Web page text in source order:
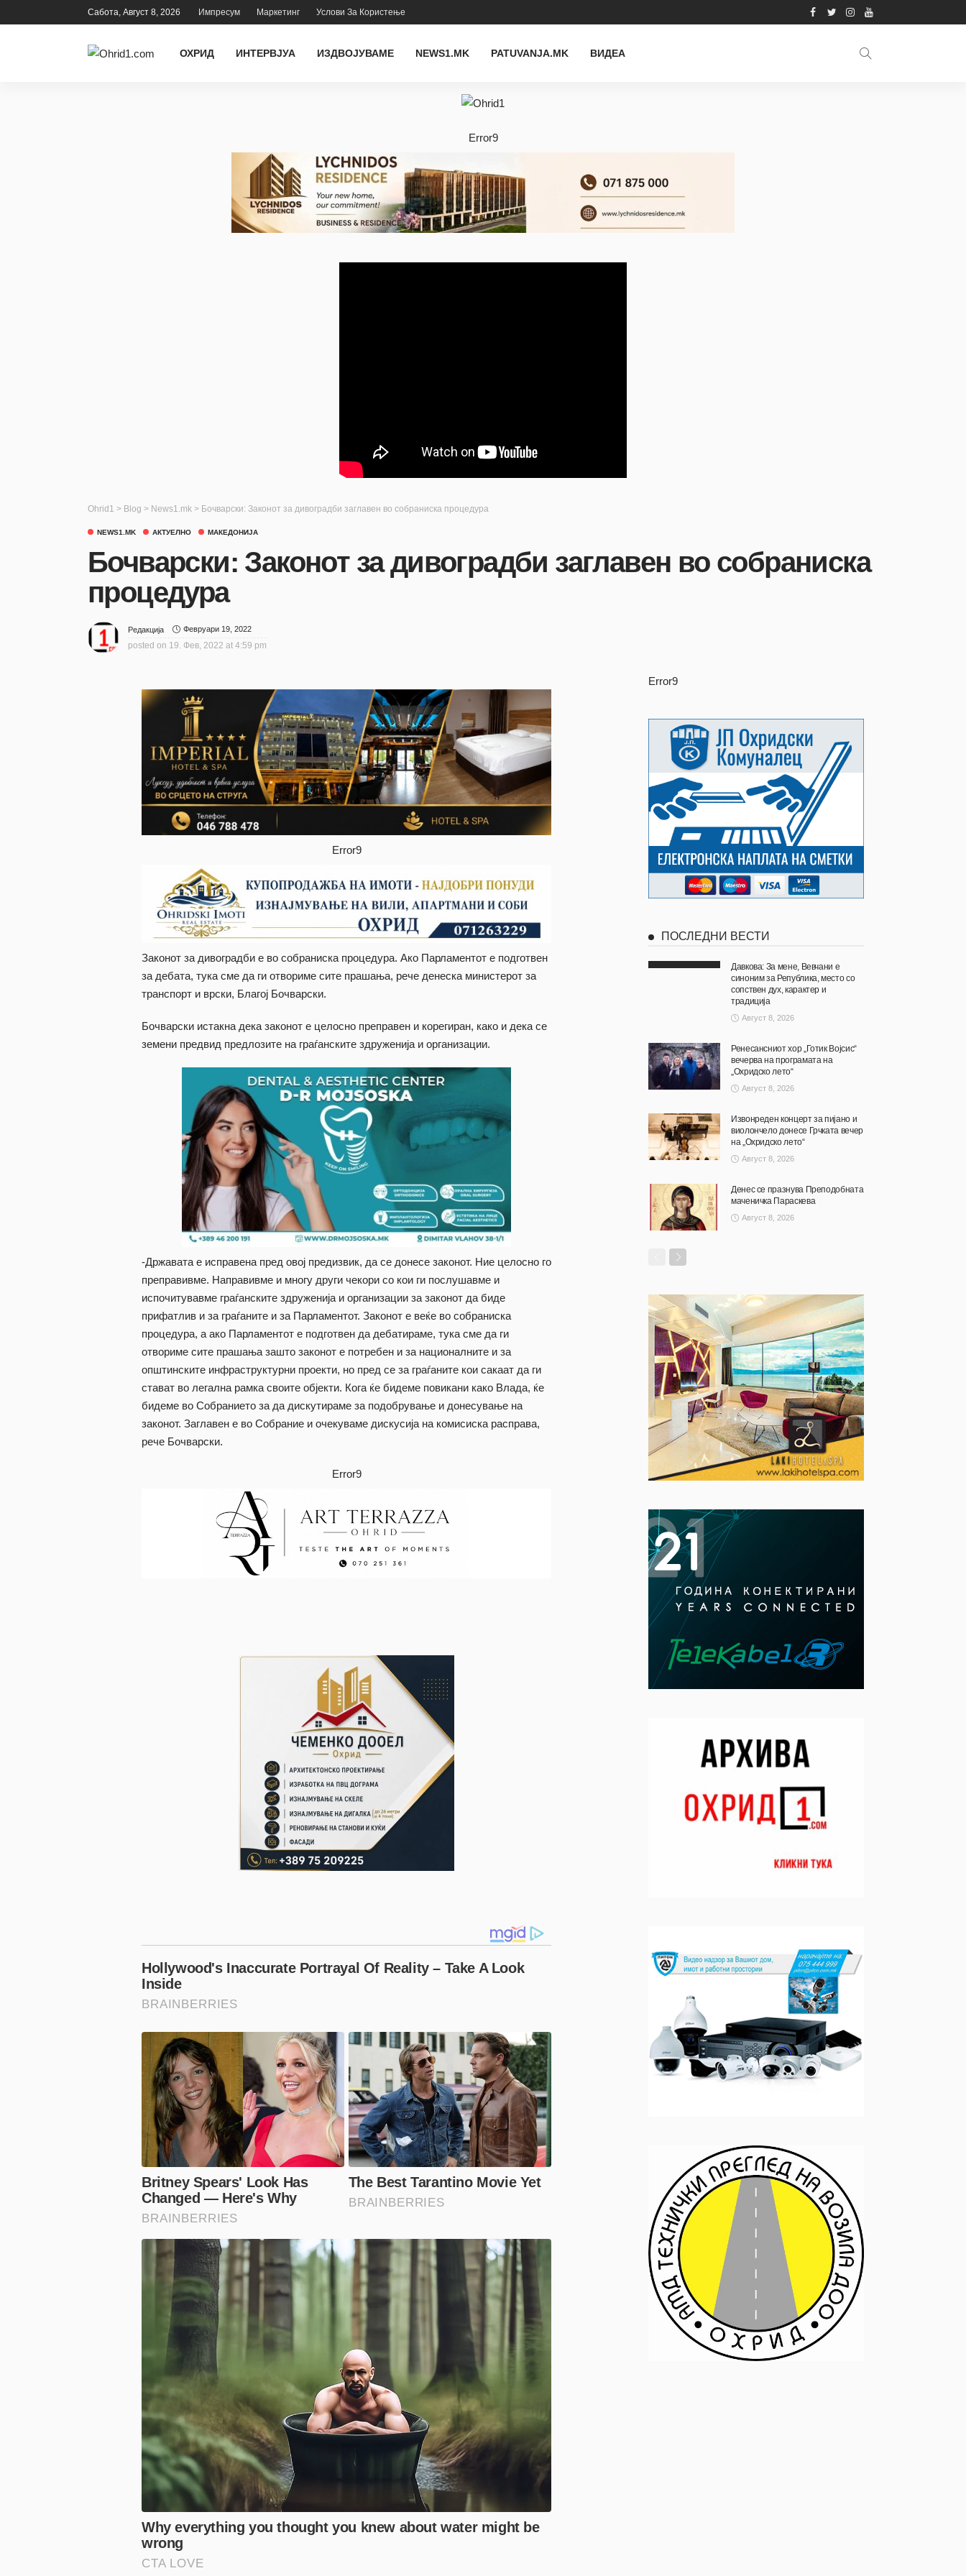
Сабота, Август 8, 2026 Импресум Маркетинг Услови За Користење
ОХРИД ИНТЕРВЈУА ИЗДВОЈУВАМЕ NEWS1.MK PATUVANJA.MK ВИДЕА
Error9
Ohrid1 > Blog > News1.mk > Бочварски: Законот за дивоградби заглавен во собраниска процедура
NEWS1.MK АКТУЕЛНО МАКЕДОНИЈА
Бочварски: Законот за дивоградби заглавен во собраниска
процедура
Редакција Февруари 19, 2022
posted on 19. Фев, 2022 at 4:59 pm
Error9
Законот за дивоградби е во собраниска процедура. Ако Парламентот е подготвен
за дебата, тука сме да ги отвориме сите прашања, рече денеска министерот за
транспорт и врски, Благој Бочварски.
Бочварски истакна дека законот е целосно преправен и корегиран, како и дека се
земени предвид предлозите на граѓанските здруженија и организации.
-Државата е исправена пред овој предизвик, да се донесе законот. Ние целосно го
преправивме. Направивме и многу други чекори со кои ги послушавме и
испочитувавме граѓанските здруженија и организации за законот да биде
прифатлив и за граѓаните и за Парламентот. Законот е веќе во собраниска
процедура, а ако Парламентот е подготвен да дебатираме, тука сме да ги
отвориме сите прашања зашто законот е потребен и за националните и за
општинските инфраструктурни проекти, но пред се за граѓаните кои сакаат да ги
стават во легална рамка своите објекти. Кога ќе бидеме повикани како Влада, ќе
бидеме во Собранието за да дискутираме за подобрување и донесување на
законот. Заглавен е во Собрание и очекуваме дискусија на комисиска расправа,
рече Бочварски.
Error9
Error9
ПОСЛЕДНИ ВЕСТИ
Давкова: За мене, Вевчани е
синоним за Република, место со
сопствен дух, карактер и
традиција
Август 8, 2026
Ренесансниот хор „Готик Војсис“
вечерва на програмата на
„Охридско лето“
Август 8, 2026
Извонреден концерт за пијано и
виолончело донесе Грчката вечер
на „Охридско лето“
Август 8, 2026
Денес се празнува Преподобната
маченичка Параскева
Август 8, 2026